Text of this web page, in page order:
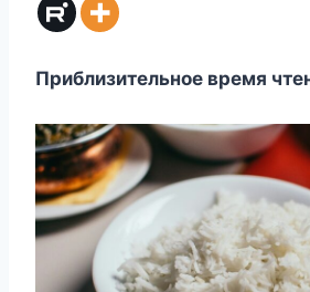
Приблизительное время